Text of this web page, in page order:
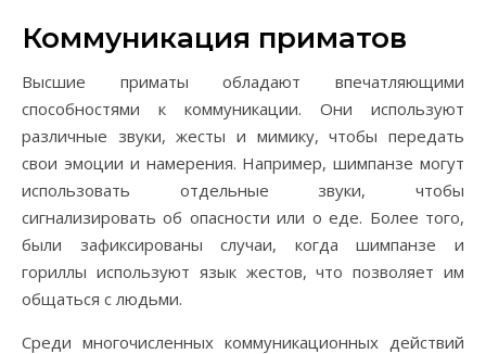
Коммуникация приматов
Высшие приматы обладают впечатляющими
способностями к коммуникации. Они используют
различные звуки, жесты и мимику, чтобы передать
свои эмоции и намерения. Например, шимпанзе могут
использовать отдельные звуки, чтобы
сигнализировать об опасности или о еде. Более того,
были зафиксированы случаи, когда шимпанзе и
гориллы используют язык жестов, что позволяет им
общаться с людьми.
Среди многочисленных коммуникационных действий